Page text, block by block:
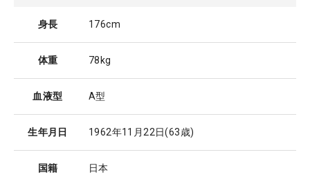
身長 176cm
体重 78kg
血液型 A型
生年月日 1962年11月22日(63歳)
国籍 日本